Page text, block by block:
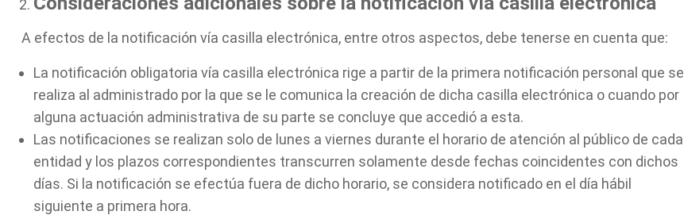
A efectos de la notificación vía casilla electrónica, entre otros aspectos, debe tenerse en cuenta que:
La notificación obligatoria vía casilla electrónica rige a partir de la primera notificación personal que se
realiza al administrado por la que se le comunica la creación de dicha casilla electrónica o cuando por
alguna actuación administrativa de su parte se concluye que accedió a esta.
Las notificaciones se realizan solo de lunes a viernes durante el horario de atención al público de cada
entidad y los plazos correspondientes transcurren solamente desde fechas coincidentes con dichos
días. Si la notificación se efectúa fuera de dicho horario, se considera notificado en el día hábil
siguiente a primera hora.